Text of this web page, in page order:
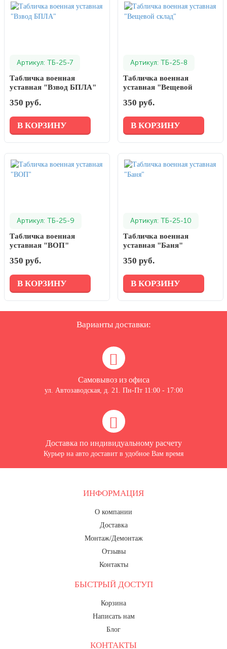
Артикул: ТБ-25-7
Табличка военная
уставная "Взвод БПЛА"
350 руб.
В КОРЗИНУ
Артикул: ТБ-25-8
Табличка военная
уставная "Вещевой
350 руб.
В КОРЗИНУ
Артикул: ТБ-25-9
Табличка военная
уставная "ВОП"
350 руб.
В КОРЗИНУ
Артикул: ТБ-25-10
Табличка военная
уставная "Баня"
350 руб.
В КОРЗИНУ
Варианты доставки:
Самовывоз из офиса
ул. Автозаводская, д. 21. Пн-Пт 11:00 - 17:00
Доставка по индивидуальному расчету
Курьер на авто доставит в удобное Вам время
ИНФОРМАЦИЯ
О компании
Доставка
Монтаж/Демонтаж
Отзывы
Контакты
БЫСТРЫЙ ДОСТУП
Корзина
Написать нам
Блог
КОНТАКТЫ